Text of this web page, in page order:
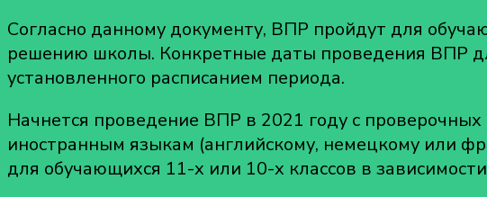
работ
году
Согласно данному документу, ВПР пройдут для
решению школы. Конкретные даты проведения ВПР
установленного расписанием периода.
Начнется проведение ВПР в 2021 году с
иностранным языкам (английскому, немецкому или
для обучающихся 11-х или 10-х классов в